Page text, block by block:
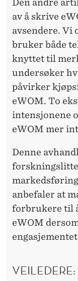
Den andre
av å skrive
avsendere. Vi
bruker både
knyttet til
undersøker
påvirker
eWOM. To
intensjonene
eWOM mer
Denne
anbefaler at
forbrukere til
eWOM
VEILEDERE: